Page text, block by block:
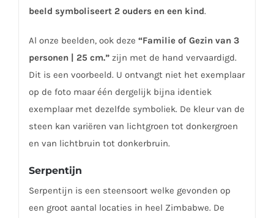
beeld symboliseert 2 ouders en een kind.
Al onze beelden, ook deze “Familie of Gezin van 3
personen | 25 cm.”zijn met de hand vervaardigd.
Dit is een voorbeeld. U ontvangt niet het exemplaar
op de foto maar één dergelijk bijna identiek
exemplaar met dezelfde symboliek. De kleur van de
steen kan variëren van lichtgroen tot donkergroen
en van lichtbruin tot donkerbruin.
Serpentijn
Serpentijn is een steensoort welke gevonden op
een groot aantal locaties in heel Zimbabwe. De